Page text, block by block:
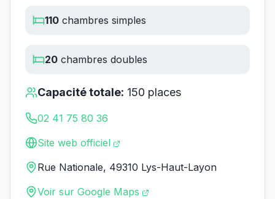
110 chambres simples
20 chambres doubles
Capacité totale: 150 places
02 41 75 80 36
Site web officiel
Rue Nationale, 49310 Lys-Haut-Layon
Voir sur Google Maps